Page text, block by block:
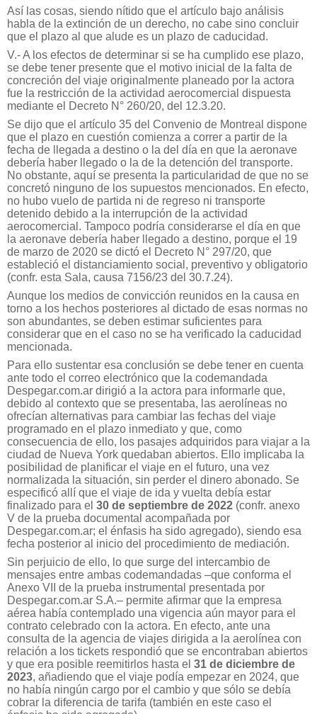
Así las cosas, siendo nítido que el artículo bajo análisis
habla de la extinción de un derecho, no cabe sino concluir
que el plazo al que alude es un plazo de caducidad.
V.- A los efectos de determinar si se ha cumplido ese plazo,
se debe tener presente que el motivo inicial de la falta de
concreción del viaje originalmente planeado por la actora
fue la restricción de la actividad aerocomercial dispuesta
mediante el Decreto N° 260/20, del 12.3.20.
Se dijo que el artículo 35 del Convenio de Montreal dispone
que el plazo en cuestión comienza a correr a partir de la
fecha de llegada a destino o la del día en que la aeronave
debería haber llegado o la de la detención del transporte.
No obstante, aquí se presenta la particularidad de que no se
concretó ninguno de los supuestos mencionados. En efecto,
no hubo vuelo de partida ni de regreso ni transporte
detenido debido a la interrupción de la actividad
aerocomercial. Tampoco podría considerarse el día en que
la aeronave debería haber llegado a destino, porque el 19
de marzo de 2020 se dictó el Decreto N° 297/20, que
estableció el distanciamiento social, preventivo y obligatorio
(confr. esta Sala, causa 7156/23 del 30.7.24).
Aunque los medios de convicción reunidos en la causa en
torno a los hechos posteriores al dictado de esas normas no
son abundantes, se deben estimar suficientes para
considerar que en el caso no se ha verificado la caducidad
mencionada.
Para ello sustentar esa conclusión se debe tener en cuenta
ante todo el correo electrónico que la codemandada
Despegar.com.ar dirigió a la actora para informarle que,
debido al contexto que se presentaba, las aerolíneas no
ofrecían alternativas para cambiar las fechas del viaje
programado en el plazo inmediato y que, como
consecuencia de ello, los pasajes adquiridos para viajar a la
ciudad de Nueva York quedaban abiertos. Ello implicaba la
posibilidad de planificar el viaje en el futuro, una vez
normalizada la situación, sin perder el dinero abonado. Se
especificó allí que el viaje de ida y vuelta debía estar
finalizado para el 30 de septiembre de 2022 (confr. anexo
V de la prueba documental acompañada por
Despegar.com.ar; el énfasis ha sido agregado), siendo esa
fecha posterior al inicio del procedimiento de mediación.
Sin perjuicio de ello, lo que surge del intercambio de
mensajes entre ambas codemandadas –que conforma el
Anexo VII de la prueba instrumental presentada por
Despegar.com.ar S.A.– permite afirmar que la empresa
aérea había contemplado una vigencia aún mayor para el
contrato celebrado con la actora. En efecto, ante una
consulta de la agencia de viajes dirigida a la aerolínea con
relación a los tickets respondió que se encontraban abiertos
y que era posible reemitirlos hasta el 31 de diciembre de
2023, añadiendo que el viaje podía empezar en 2024, que
no había ningún cargo por el cambio y que sólo se debía
cobrar la diferencia de tarifa (también en este caso el